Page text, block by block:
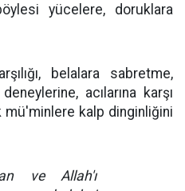
yücelere, doruklara
belalara sabretme,
acılarına karşı
kalp dinginliğini
ve Allah'ı